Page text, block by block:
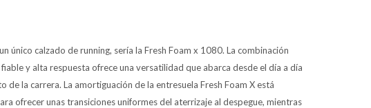
único calzado de running, sería la Fresh Foam x 1080. La combinación
y alta respuesta ofrece una versatilidad que abarca desde el día a día
de la carrera. La amortiguación de la entresuela Fresh Foam X está
ofrecer unas transiciones uniformes del aterrizaje al despegue, mientras